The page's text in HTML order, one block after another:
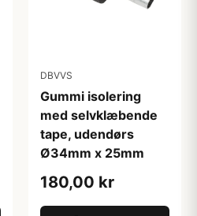
DBVVS
Gummi isolering
med selvklæbende
tape, udendørs
Ø34mm x 25mm
180,00 kr